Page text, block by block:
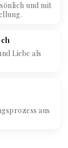
und mit
Liebe als
aus